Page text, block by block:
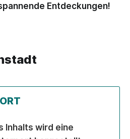
Entdeckungen!
Inhalts wird eine